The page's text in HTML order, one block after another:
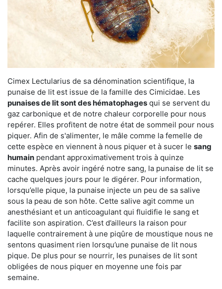
Cimex Lectularius de sa dénomination scientifique, la
punaise de lit est issue de la famille des Cimicidae. Les
punaises de lit sont des hématophages qui se servent du
gaz carbonique et de notre chaleur corporelle pour nous
repérer. Elles profitent de notre état de sommeil pour nous
piquer. Afin de s'alimenter, le mâle comme la femelle de
cette espèce en viennent à nous piquer et à sucer le sang
humain pendant approximativement trois à quinze
minutes. Après avoir ingéré notre sang, la punaise de lit se
cache quelques jours pour le digérer. Pour information,
lorsqu’elle pique, la punaise injecte un peu de sa salive
sous la peau de son hôte. Cette salive agit comme un
anesthésiant et un anticoagulant qui fluidifie le sang et
facilite son aspiration. C’est d’ailleurs la raison pour
laquelle contrairement à une piqûre de moustique nous ne
sentons quasiment rien lorsqu’une punaise de lit nous
pique. De plus pour se nourrir, les punaises de lit sont
obligées de nous piquer en moyenne une fois par
semaine.